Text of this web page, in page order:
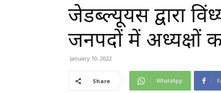
जेडब्ल्यूयस द्वारा
जनपदों में अध्यक्षों
January 10, 2022
Share WhatsApp